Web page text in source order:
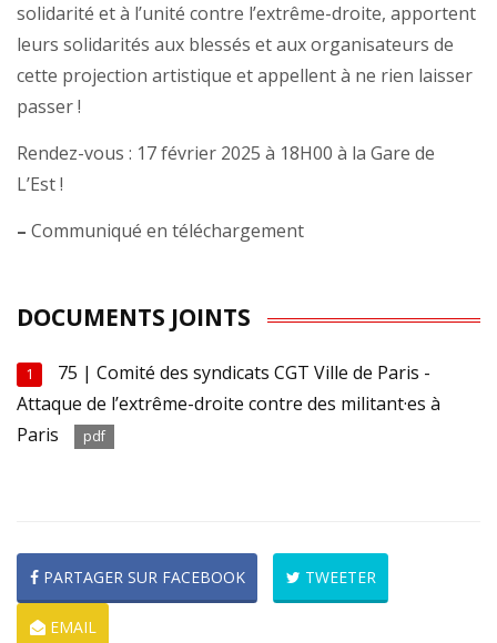
solidarité et à l’unité contre l’extrême-droite, apportent
leurs solidarités aux blessés et aux organisateurs de
cette projection artistique et appellent à ne rien laisser
passer !
Rendez-vous : 17 février 2025 à 18H00 à la Gare de
L’Est !
– Communiqué en téléchargement
DOCUMENTS JOINTS
1
75 | Comité des syndicats CGT Ville de Paris -
Attaque de l’extrême-droite contre des militant·es à
Paris
pdf
PARTAGER SUR FACEBOOK TWEETER
EMAIL